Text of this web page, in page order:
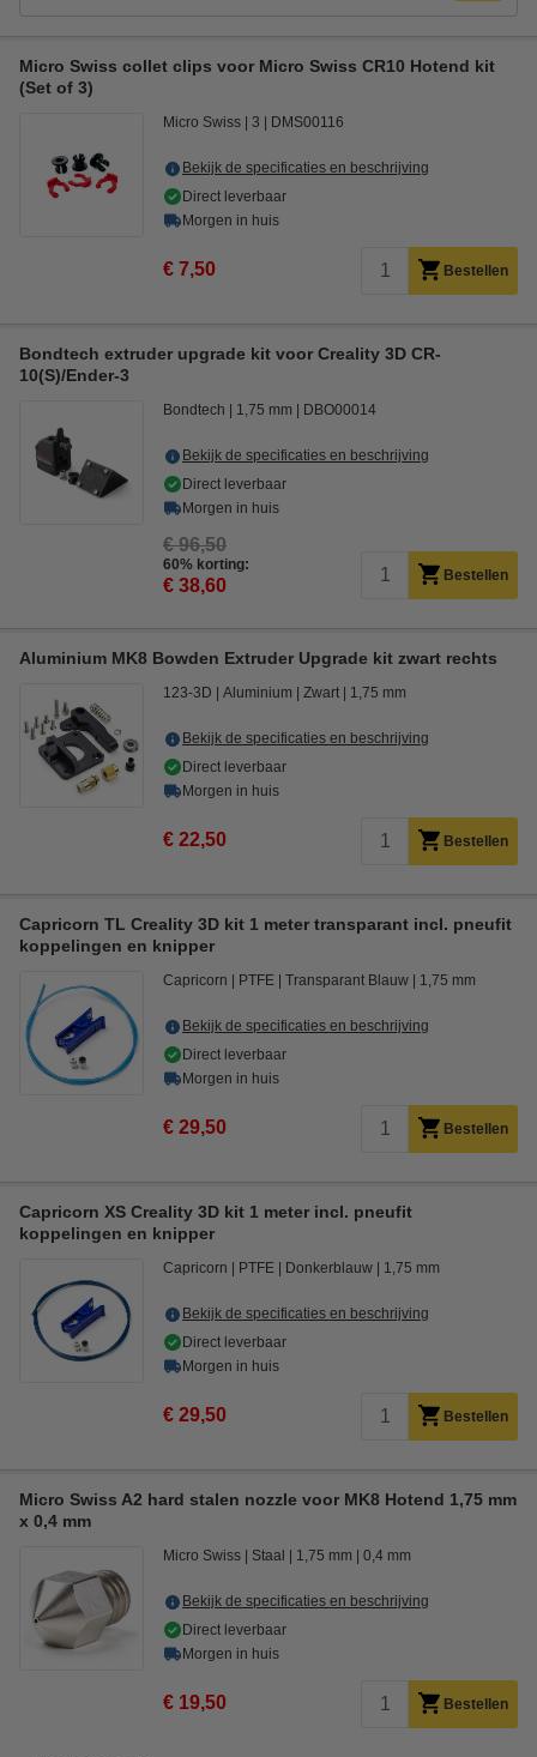
Micro Swiss collet clips voor Micro Swiss CR10 Hotend kit
(Set of 3)
Micro Swiss 3 DMS00116
Bekijk de specificaties en beschrijving
Direct leverbaar
Morgen in huis
€ 7,50 Bestellen
Bondtech extruder upgrade kit voor Creality 3D CR-
10(S)/Ender-3
Bondtech 1,75 mm DBO00014
Bekijk de specificaties en beschrijving
Direct leverbaar
Morgen in huis
€ 96,50
60% korting:
€ 38,60 Bestellen
Aluminium MK8 Bowden Extruder Upgrade kit zwart rechts
123-3D Aluminium Zwart 1,75 mm
Bekijk de specificaties en beschrijving
Direct leverbaar
Morgen in huis
€ 22,50 Bestellen
Capricorn TL Creality 3D kit 1 meter transparant incl. pneufit
koppelingen en knipper
Capricorn PTFE Transparant Blauw 1,75 mm
Bekijk de specificaties en beschrijving
Direct leverbaar
Morgen in huis
€ 29,50 Bestellen
Capricorn XS Creality 3D kit 1 meter incl. pneufit
koppelingen en knipper
Capricorn PTFE Donkerblauw 1,75 mm
Bekijk de specificaties en beschrijving
Direct leverbaar
Morgen in huis
€ 29,50 Bestellen
Micro Swiss A2 hard stalen nozzle voor MK8 Hotend 1,75 mm
x 0,4 mm
Micro Swiss Staal 1,75 mm 0,4 mm
Bekijk de specificaties en beschrijving
Direct leverbaar
Morgen in huis
€ 19,50 Bestellen